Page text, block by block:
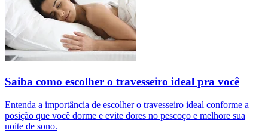
Saiba como escolher o travesseiro ideal pra você
Entenda a importância de escolher o travesseiro ideal conforme a
posição que você dorme e evite dores no pescoço e melhore sua
noite de sono.